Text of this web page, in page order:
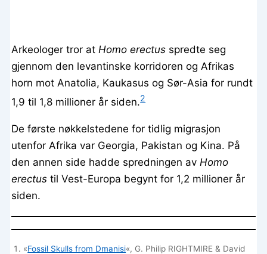
Arkeologer tror atHomo erectus spredte seg
gjennom den levantinske korridoren og Afrikas
horn mot Anatolia, Kaukasus og Sør-Asia for rundt
1,9 til 1,8 millioner år siden.2
De første nøkkelstedene for tidlig migrasjon
utenfor Afrika var Georgia, Pakistan og Kina. På
den annen side hadde spredningen av Homo
erectus til Vest-Europa begynt for 1,2 millioner år
siden.
«Fossil Skulls from Dmanisi«, G. Philip RIGHTMIRE & David